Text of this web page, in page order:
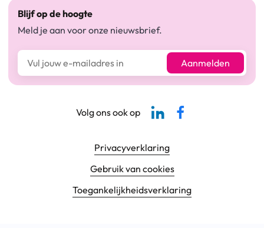
Blijf op de hoogte
Meld je aan voor onze nieuwsbrief.
E-mailadres* Aanmelden
Footer navigatie
Privacyverklaring
Gebruik van cookies
Toegankelijkheids­verklaring
Volg ons ook op
Linkedin-pagina SBCM
Facebook SBCM